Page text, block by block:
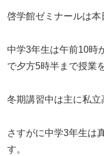
啓学館ゼミナールは本
中学3年生は午前10時
で夕方5時半まで授業
冬期講習中は主に私立
さすがに中学3年生は
す。